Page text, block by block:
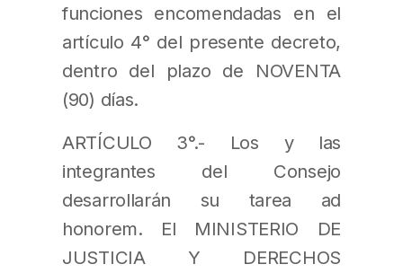
funciones encomendadas en el
artículo 4° del presente decreto,
dentro del plazo de NOVENTA
(90) días.
ARTÍCULO 3°.- Los y las
integrantes del Consejo
desarrollarán su tarea ad
honorem. El MINISTERIO DE
JUSTICIA Y DERECHOS